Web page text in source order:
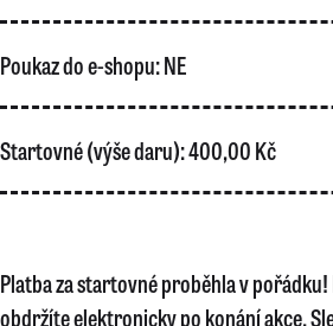
Poukaz do e-shopu:NE
Startovné (výše daru):400,00 Kč
Platba za startovné proběhla v
obdržíte elektronicky po konání akce.